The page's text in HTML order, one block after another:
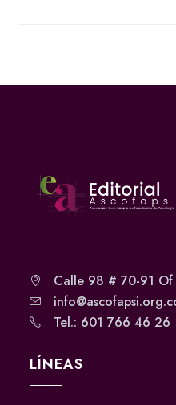
Calle 98 # 70-91
Tel.: 601 766 46 26
LÍNEAS